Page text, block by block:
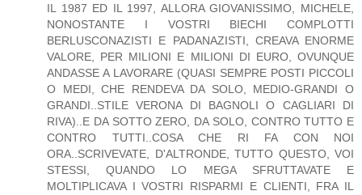
IL 1987 ED IL 1997, ALLORA GIOVANISSIMO, MICHELE,
NONOSTANTE I VOSTRI BIECHI COMPLOTTI
BERLUSCONAZISTI E PADANAZISTI, CREAVA ENORME
VALORE, PER MILIONI E MILIONI DI EURO, OVUNQUE
ANDASSE A LAVORARE (QUASI SEMPRE POSTI PICCOLI
O MEDI, CHE RENDEVA DA SOLO, MEDIO-GRANDI O
GRANDI..STILE VERONA DI BAGNOLI O CAGLIARI DI
RIVA)..E DA SOTTO ZERO, DA SOLO, CONTRO TUTTO E
CONTRO TUTTI..COSA CHE RI FA CON NOI
ORA..SCRIVEVATE, D'ALTRONDE, TUTTO QUESTO, VOI
STESSI, QUANDO LO MEGA SFRUTTAVATE E
MOLTIPLICAVA I VOSTRI RISPARMI E CLIENTI, FRA IL